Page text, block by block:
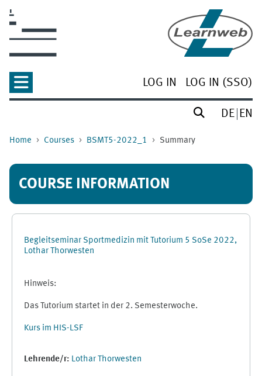
LOG IN LOG IN (SSO)
DE EN
Home Courses BSMT5-2022_1 Summary
COURSE INFORMATION
Begleitseminar Sportmedizin mit Tutorium 5 SoSe 2022,
Lothar Thorwesten
Hinweis:
Das Tutorium startet in der 2. Semesterwoche.
Kurs im HIS-LSF
Lehrende/r: Lothar Thorwesten